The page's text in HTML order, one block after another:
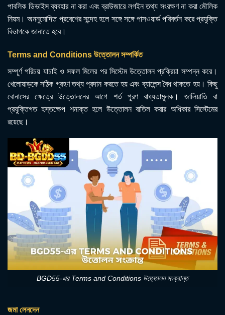
পাবলিক ডিভাইস ব্যবহার না করা এবং ব্রাউজারে লগইন তথ্য সংরক্ষণ না করা মৌলিক
নিয়ম। অননুমোদিত প্রবেশের সন্দেহ হলে সঙ্গে সঙ্গে পাসওয়ার্ড পরিবর্তন করে প্রযুক্তি
বিভাগকে জানাতে হবে।
Terms and Conditions উত্তোলন সম্পর্কিত
সম্পূর্ণ পরিচয় যাচাই ও সফল মিলের পর সিস্টেম উত্তোলন প্রক্রিয়া সম্পন্ন করে।
খেলোয়াড়কে সঠিক গ্রহণ তথ্য প্রদান করতে হয় এবং ব্যালেন্স বৈধ থাকতে হয়। কিছু
বোনাসের ক্ষেত্রে উত্তোলনের আগে শর্ত পূরণ বাধ্যতামূলক। জালিয়াতি বা
প্রযুক্তিগত হস্তক্ষেপ শনাক্ত হলে উত্তোলন বাতিল করার অধিকার সিস্টেমের
রয়েছে।
BGD55-এর Terms and Conditions উত্তোলন সংক্রান্ত
জমা লেনদেন